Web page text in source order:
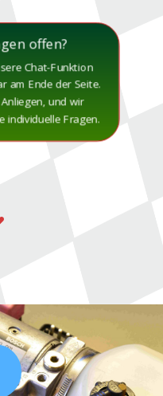
offen?
Chat-Funktion
am Ende der Seite.
und wir
individuelle Fragen.